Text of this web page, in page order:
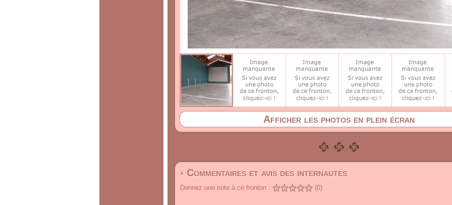
Afficher les photos en plein écran
› Commentaires et avis des internautes
Donnez une note à ce fronton : (0)